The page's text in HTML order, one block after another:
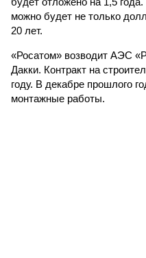
можно будет не только
20 лет.
«Росатом» возводит АЭС
Дакки. Контракт на
году. В декабре прошлого
монтажные работы.